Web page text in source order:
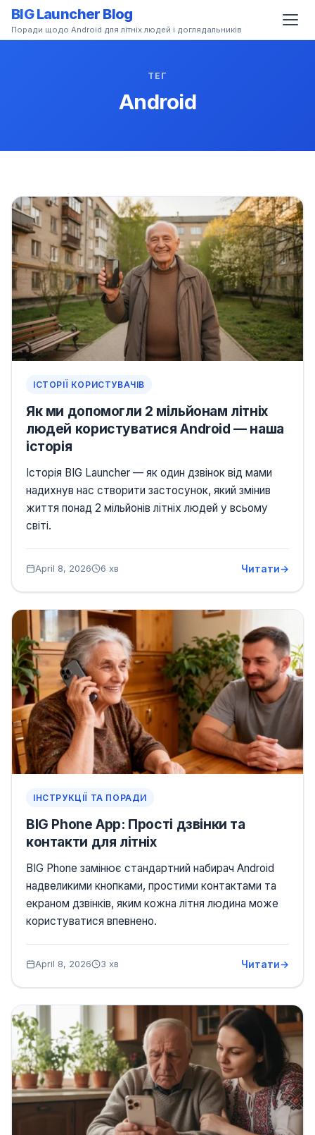
BIG Launcher Blog
Поради щодо Android для літніх людей і доглядальників
ТЕГ
Android
ІСТОРІЇ КОРИСТУВАЧІВ
Як ми допомогли 2 мільйонам літніх
людей користуватися Android — наша
історія
Історія BIG Launcher — як один дзвінок від мами
надихнув нас створити застосунок, який змінив
життя понад 2 мільйонів літніх людей у всьому
світі.
April 8, 2026 6 хв Читати
ІНСТРУКЦІЇ ТА ПОРАДИ
BIG Phone App: Прості дзвінки та
контакти для літніх
BIG Phone замінює стандартний набирач Android
надвеликими кнопками, простими контактами та
екраном дзвінків, яким кожна літня людина може
користуватися впевнено.
April 8, 2026 3 хв Читати